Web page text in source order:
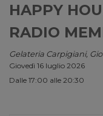
HAPPY
RADIO
Gelateria Carpigiani,
Giovedì 16 luglio 2026
Dalle 17:00 alle 20:30